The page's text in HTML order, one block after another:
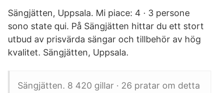
Sängjätten, Uppsala. Mi piace: 4 · 3 persone
sono state qui. På Sängjätten hittar du ett stort
utbud av prisvärda sängar och tillbehör av hög
kvalitet. Sängjätten, Uppsala.
Sängjätten. 8 420 gillar · 26 pratar om detta